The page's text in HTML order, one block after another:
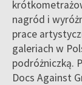
nagród i
prace
galeriach w
podróżniczką.
Docs Against